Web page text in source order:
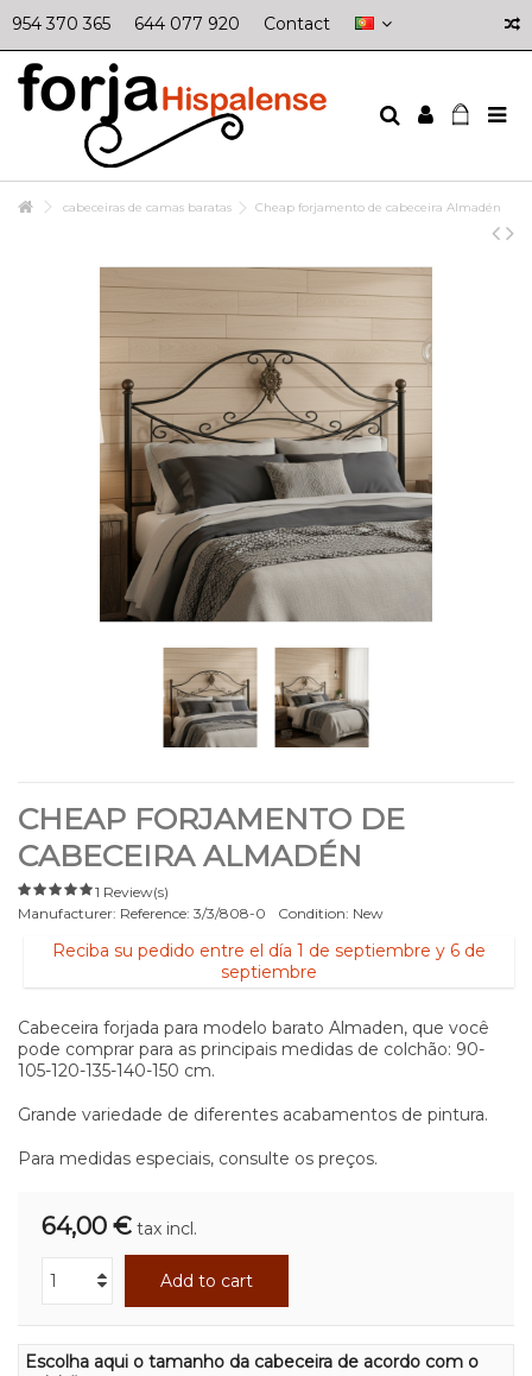
954 370 365 644 077 920 Contact
cabeceiras de camas baratas Cheap forjamento de cabeceira Almadén
CHEAP FORJAMENTO DE
CABECEIRA ALMADÉN
1 Review(s)
Manufacturer: Reference: 3/3/808-0 Condition: New
Reciba su pedido entre el día 1 de septiembre y 6 de
septiembre
Cabeceira forjada para modelo barato Almaden, que você
pode comprar para as principais medidas de colchão: 90-
105-120-135-140-150 cm.
Grande variedade de diferentes acabamentos de pintura.
Para medidas especiais, consulte os preços.
64,00 € tax incl.
Add to cart
Escolha aqui o tamanho da cabeceira de acordo com o